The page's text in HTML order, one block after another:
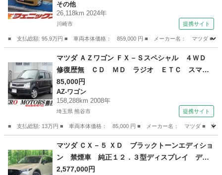
ドリングストップ☆ＬＥＤオートライト☆セーフ
ティサポート☆ステアリモコン☆禁煙車☆ＥＴＣ
☆メーカーナビＴＶ☆Ｂｌｕｅｔｏｏｔｈ☆全方
位カメラ☆ （検9.7）
その他
26,118km 2024年
川崎市 提携サイト
■ 支払総額: 95.9万円 ■ 車両本体価格： 859,000 円 ■ メーカー名： マツダ ■
その他
マツダ ＡＺワゴン ＦＸ－Ｓスペシャル ４ＷＤ
修復歴無 ＣＤ ＭＤ ラジオ ＥＴＣ スマー
トキー シートヒーター フルフラット ドアバ
イザー アルミホイール ベンチシート ライト
レベライザー （検9.2）
85,000円
AZ-ワゴン
158,288km 2008年
埼玉県 熊谷市 提携サイト
■ 支払総額: 13万円 ■ 車両本体価格： 85,000 円 ■ メーカー名： マツダ ■
AZ-ワゴン
マツダ ＣＸ－５ ＸＤ ブラックトーンエディショ
ン 禁煙車 純正１２．３型ディスプレイ ディ
ーゼル 全周囲カメラ 衝突軽減 レーダークル
2,577,000円